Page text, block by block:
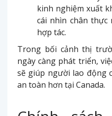
kinh nghiệm xuất
cái nhìn chân
hợp tác.
Trong bối cảnh thị
ngày càng phát triển,
sẽ giúp người lao động
an toàn hơn tại Canada.